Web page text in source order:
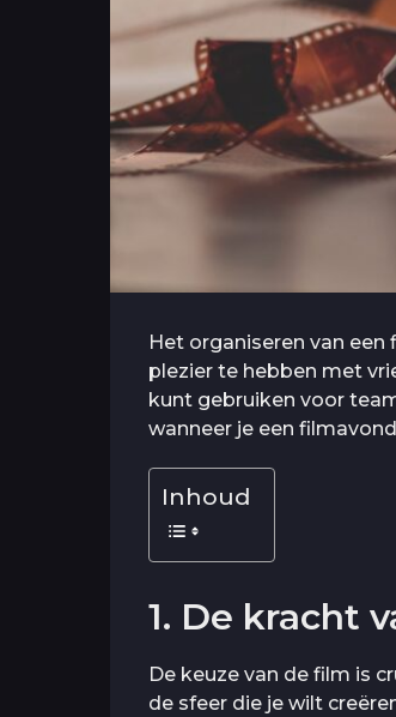
Het organiseren van
plezier te hebben met
kunt gebruiken voor
wanneer je een
Inhoud
1. De kracht
De keuze van de film is
de sfeer die je wilt